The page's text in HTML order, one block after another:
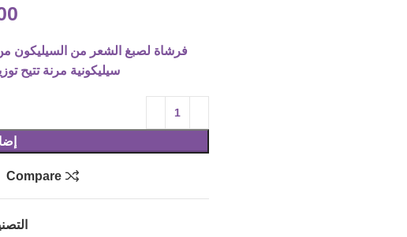
فرشاة لصبغ الشعر من السيليكون
سيليكونية مرنة تتيح
Compare